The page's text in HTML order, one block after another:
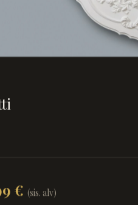
€ (sis. alv)